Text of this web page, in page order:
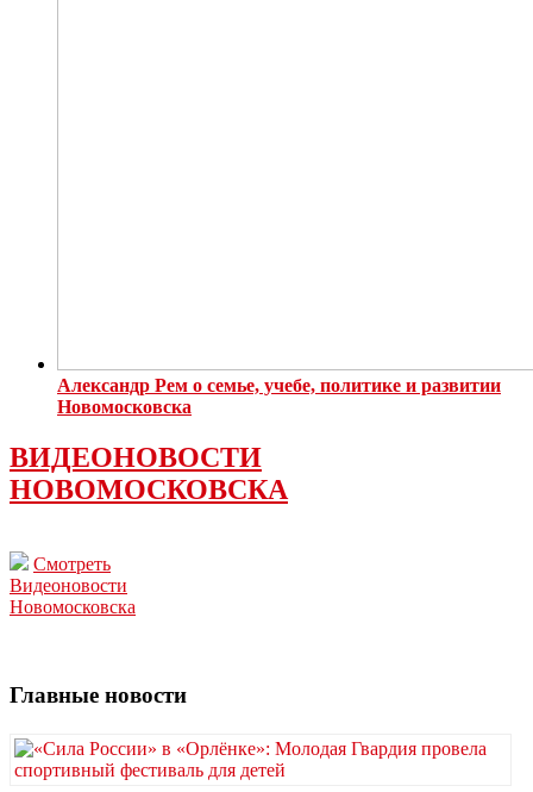
Александр Рем о семье, учебе, политике и развитии
Новомосковска
ВИДЕОНОВОСТИ
НОВОМОСКОВСКА
Смотреть
Видеоновости
Новомосковска
Главные новости